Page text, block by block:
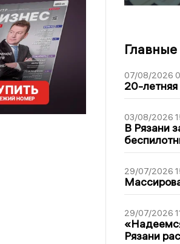
07/08/2026
20-летняя
03/08/2026
В Рязани
29/07/2026
29/07/2026
Рязани